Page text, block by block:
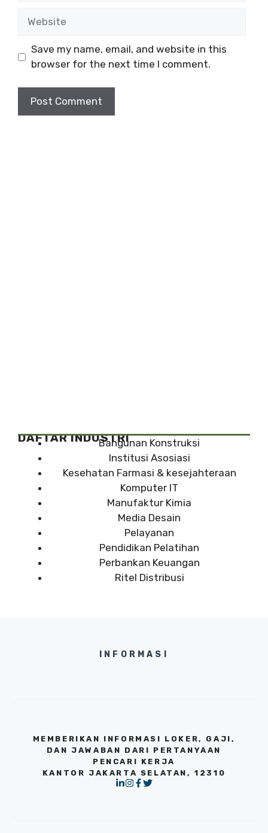
Save my name, email, and website in this
browser for the next time I comment.
DAFTAR INDUSTRIBangunan Konstruksi
Institusi Asosiasi
Kesehatan Farmasi & kesejahteraan
Komputer IT
Manufaktur Kimia
Media Desain
Pelayanan
Pendidikan Pelatihan
Perbankan Keuangan
Ritel Distribusi
INFORMASI
MEMBERIKAN INFORMASI LOKER, GAJI,
DAN JAWABAN DARI PERTANYAAN
PENCARI KERJA
KANTOR JAKARTA SELATAN, 12310